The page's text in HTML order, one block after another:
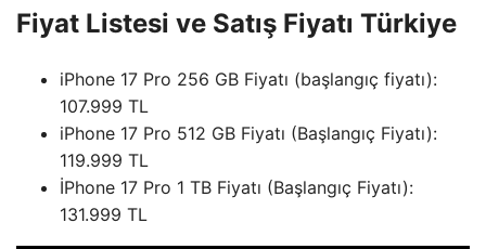
Fiyat Listesi ve Satış Fiyatı Türkiye
iPhone 17 Pro 256 GB Fiyatı (başlangıç ​​fiyatı):
107.999 TL
iPhone 17 Pro 512 GB Fiyatı (Başlangıç ​​Fiyatı):
119.999 TL
İPhone 17 Pro 1 TB Fiyatı (Başlangıç ​​Fiyatı):
131.999 TL